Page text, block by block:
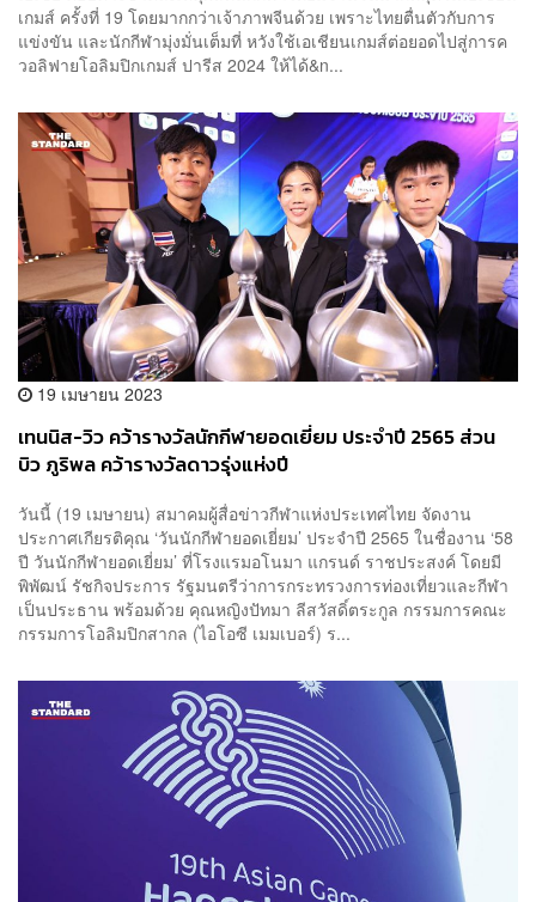
เกมส์ ครั้งที่ 19 โดยมากกว่าเจ้าภาพจีนด้วย เพราะไทยตื่นตัวกับการ
แข่งขัน และนักกีฬามุ่งมั่นเต็มที่ หวังใช้เอเชียนเกมส์ต่อยอดไปสู่การค
วอลิฟายโอลิมปิกเกมส์ ปารีส 2024 ให้ได้&n...
19 เมษายน 2023
เทนนิส-วิว คว้ารางวัลนักกีฬายอดเยี่ยม ประจำปี 2565 ส่วน
บิว ภูริพล คว้ารางวัลดาวรุ่งแห่งปี
วันนี้ (19 เมษายน) สมาคมผู้สื่อข่าวกีฬาแห่งประเทศไทย จัดงาน
ประกาศเกียรติคุณ ‘วันนักกีฬายอดเยี่ยม’ ประจำปี 2565 ในชื่องาน ‘58
ปี วันนักกีฬายอดเยี่ยม’ ที่โรงแรมอโนมา แกรนด์ ราชประสงค์ โดยมี
พิพัฒน์ รัชกิจประการ รัฐมนตรีว่าการกระทรวงการท่องเที่ยวและกีฬา
เป็นประธาน พร้อมด้วย คุณหญิงปัทมา ลีสวัสดิ์ตระกูล กรรมการคณะ
กรรมการโอลิมปิกสากล (ไอโอซี เมมเบอร์) ร...